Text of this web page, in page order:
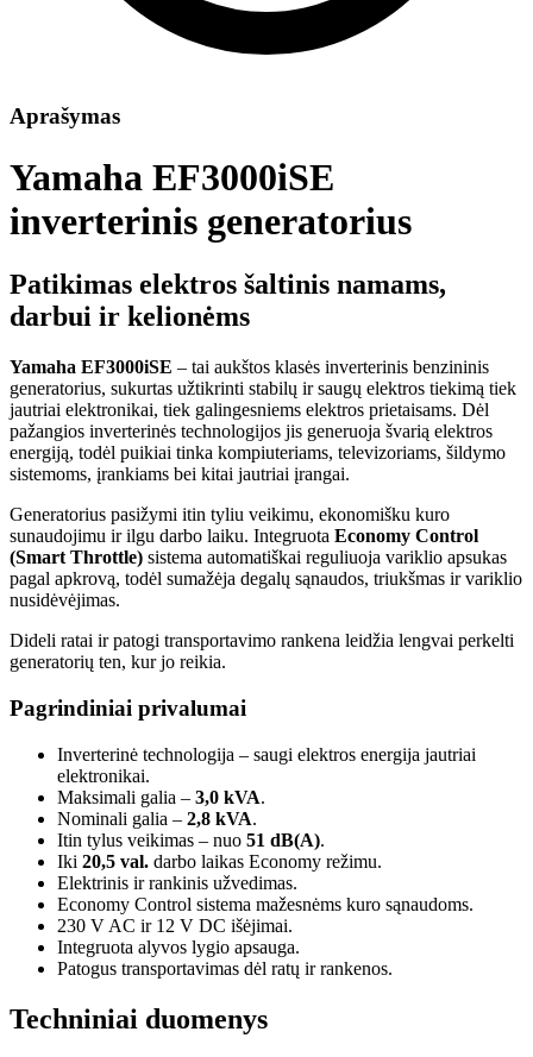
Aprašymas
Yamaha EF3000iSE
inverterinis generatorius
Patikimas elektros šaltinis namams,
darbui ir kelionėms
Yamaha EF3000iSE – tai aukštos klasės inverterinis benzininis
generatorius, sukurtas užtikrinti stabilų ir saugų elektros tiekimą tiek
jautriai elektronikai, tiek galingesniems elektros prietaisams. Dėl
pažangios inverterinės technologijos jis generuoja švarią elektros
energiją, todėl puikiai tinka kompiuteriams, televizoriams, šildymo
sistemoms, įrankiams bei kitai jautriai įrangai.
Generatorius pasižymi itin tyliu veikimu, ekonomišku kuro
sunaudojimu ir ilgu darbo laiku. Integruota Economy Control
(Smart Throttle) sistema automatiškai reguliuoja variklio apsukas
pagal apkrovą, todėl sumažėja degalų sąnaudos, triukšmas ir variklio
nusidėvėjimas.
Dideli ratai ir patogi transportavimo rankena leidžia lengvai perkelti
generatorių ten, kur jo reikia.
Pagrindiniai privalumai
Inverterinė technologija – saugi elektros energija jautriai
elektronikai.
Maksimali galia – 3,0 kVA.
Nominali galia – 2,8 kVA.
Itin tylus veikimas – nuo 51 dB(A).
Iki 20,5 val. darbo laikas Economy režimu.
Elektrinis ir rankinis užvedimas.
Economy Control sistema mažesnėms kuro sąnaudoms.
230 V AC ir 12 V DC išėjimai.
Integruota alyvos lygio apsauga.
Patogus transportavimas dėl ratų ir rankenos.
Techniniai duomenys